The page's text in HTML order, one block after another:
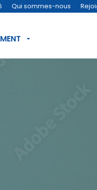
Qui sommes-nous